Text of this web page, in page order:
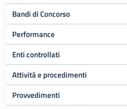
Bandi di Concorso
Performance
Enti controllati
Attività e procedimenti
Provvedimenti